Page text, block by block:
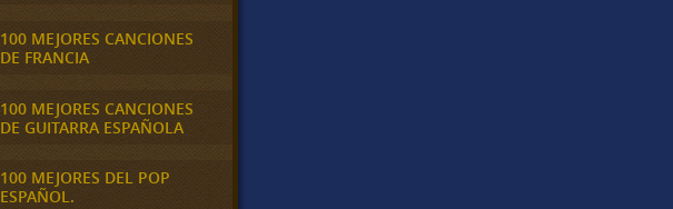
100 MEJORES CANCIONES
DE FRANCIA
100 MEJORES CANCIONES
DE GUITARRA ESPAÑOLA
100 MEJORES DEL POP
ESPAÑOL.